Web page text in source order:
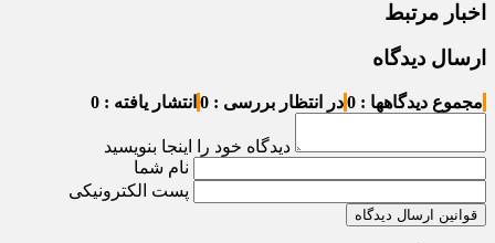
اخبار مرتبط
ارسال دیدگاه
مجموع دیدگاهها : 0 در انتظار بررسی : 0 انتشار یافته : 0
دیدگاه خود را اینجا بنویسید
نام شما
پست الکترونیکی
قوانین ارسال دیدگاه